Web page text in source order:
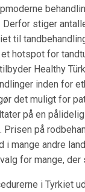
stiger
til
hotspot for
Healthy
inden for
det muligt for
på en
Prisen på
i mange andre
for mange, der
i Tyrkiet